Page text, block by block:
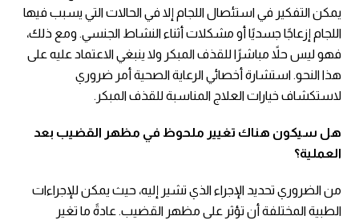
يمكن التفكير في استئصال اللجام إلا في الحالات التي يسبب فيها
اللجام إزعاجًا جسديًا أو مشكلات أثناء النشاط الجنسي. ومع ذلك،
فهو ليس حلاً مباشرًا للقذف المبكر ولا ينبغي الاعتماد عليه على
هذا النحو. استشارة أخصائي الرعاية الصحية أمر ضروري
لاستكشاف خيارات العلاج المناسبة للقذف المبكر.
هل سيكون هناك تغيير ملحوظ في مظهر القضيب بعد
العملية؟
من الضروري تحديد الإجراء الذي تشير إليه، حيث يمكن للإجراءات
الطبية المختلفة أن تؤثر على مظهر القضيب. عادةً ما تغير